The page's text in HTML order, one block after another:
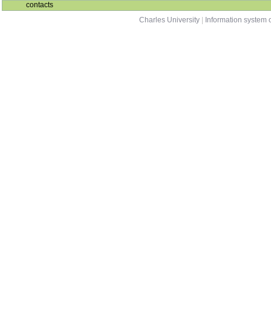
contacts
Charles University
Information